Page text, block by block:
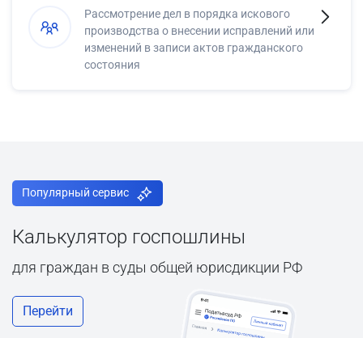
Рассмотрение дел в порядка искового
производства о внесении исправлений или
изменений в записи актов гражданского
состояния
Популярный сервис
Калькулятор госпошлины
для граждан в суды общей юрисдикции РФ
Перейти